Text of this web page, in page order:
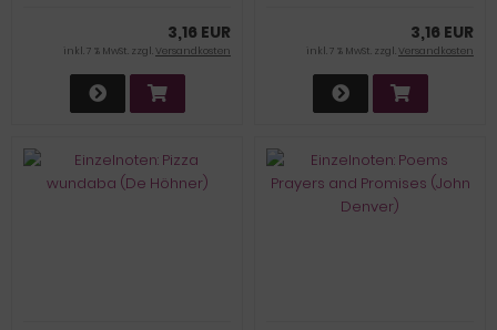
3,16 EUR
inkl. 7 % MwSt. zzgl.Versandkosten
3,16 EUR
inkl. 7 % MwSt. zzgl.Versandkosten